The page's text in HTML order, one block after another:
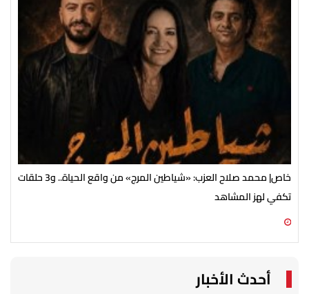
خاص| محمد صلاح العزب: «شياطين المرج» من واقع الحياة.. و3 حلقات
تكفي لهز المشاهد
أحدث الأخبار